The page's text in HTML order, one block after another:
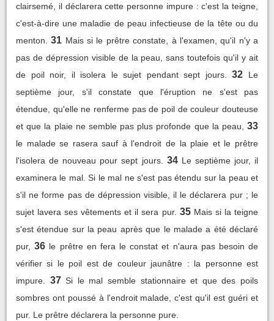
clairsemé, il déclarera cette personne impure : c'est la teigne,
c'est-à-dire une maladie de peau infectieuse de la tête ou du
menton.
31 Mais si le prêtre constate, à l'examen, qu'il n'y a
pas de dépression visible de la peau, sans toutefois qu'il y ait
de poil noir, il isolera le sujet pendant sept jours.
32
Le
septième jour, s'il constate que l'éruption ne s'est pas
étendue, qu'elle ne renferme pas de poil de couleur douteuse
et que la plaie ne semble pas plus profonde que la peau,
33
le malade se rasera sauf à l'endroit de la plaie et le prêtre
l'isolera de nouveau pour sept jours.
34 Le septième jour, il
examinera le mal. Si le mal ne s'est pas étendu sur la peau et
s'il ne forme pas de dépression visible, il le déclarera pur ; le
sujet lavera ses vêtements et il sera pur. 35 Mais si la teigne
s'est étendue sur la peau après que le malade a été déclaré
pur, 36 le prêtre en fera le constat et n'aura pas besoin de
vérifier si le poil est de couleur jaunâtre : la personne est
impure.
37 Si le mal semble stationnaire et que des poils
sombres ont poussé à l'endroit malade, c'est qu'il est guéri et
pur. Le prêtre déclarera la personne pure.